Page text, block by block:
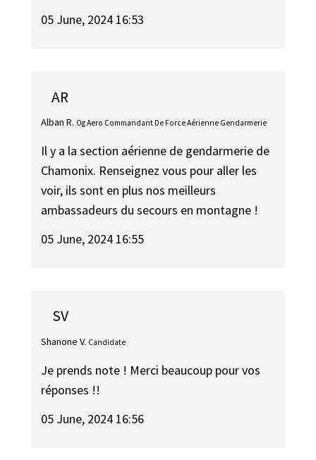
05 June, 2024 16:53
AR
Alban R. Og Aero Commandant De Force Aérienne Gendarmerie
Il y a la section aérienne de gendarmerie de
Chamonix. Renseignez vous pour aller les
voir, ils sont en plus nos meilleurs
ambassadeurs du secours en montagne !
05 June, 2024 16:55
SV
Shanone V. Candidate
Je prends note ! Merci beaucoup pour vos
réponses !!
05 June, 2024 16:56